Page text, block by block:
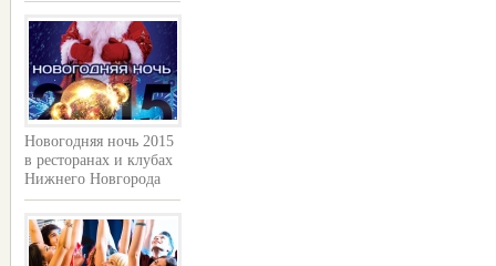
Новогодняя ночь 2015
в ресторанах и клубах
Нижнего Новгорода